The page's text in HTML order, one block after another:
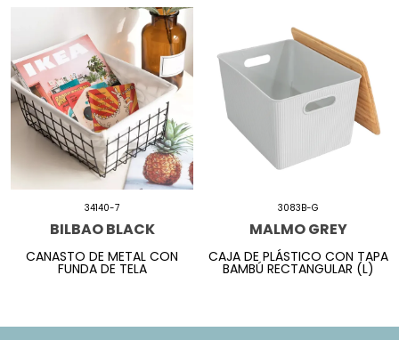
34140-7
BILBAO BLACK
CANASTO DE METAL CON
FUNDA DE TELA
3083B-G
MALMO GREY
CAJA DE PLÁSTICO CON TAPA
BAMBÚ RECTANGULAR (L)